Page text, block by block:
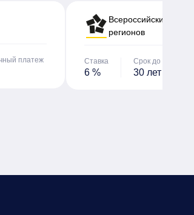
платеж
Всероссийский банк
регионов
Ставка
6 %
Срок до
30 лет